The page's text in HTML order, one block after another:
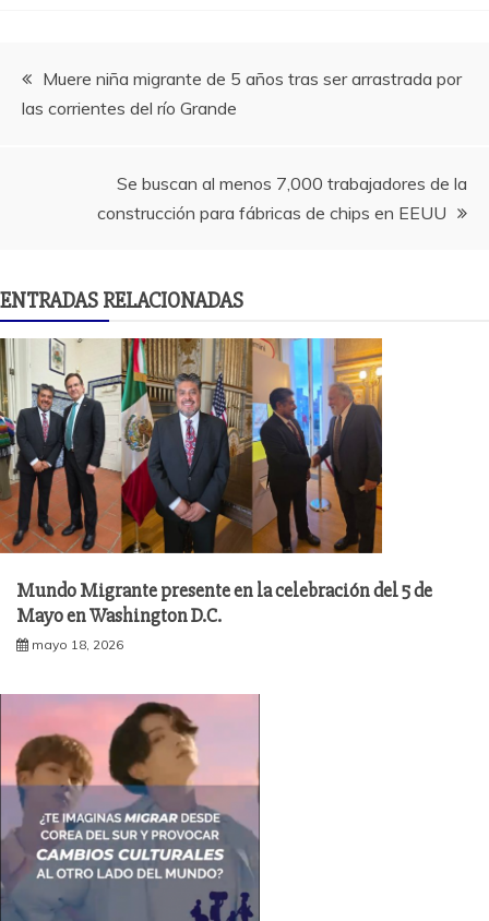
Navegación
de
entradas
Muere niña migrante de 5 años tras ser arrastrada por
las corrientes del río Grande
Se buscan al menos 7,000 trabajadores de la
construcción para fábricas de chips en EEUU
ENTRADAS RELACIONADAS
Mundo Migrante presente en la celebración del 5 de
Mayo en Washington D.C.
mayo 18, 2026